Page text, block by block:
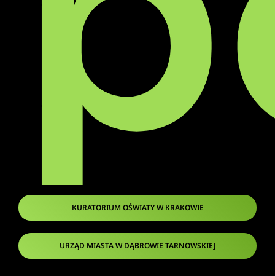
KURATORIUM OŚWIATY W KRAKOWIE
URZĄD MIASTA W DĄBROWIE TARNOWSKIEJ